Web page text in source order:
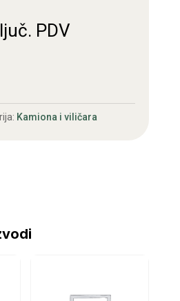
PDV
Kamiona i viličara